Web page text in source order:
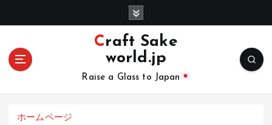
Craft Sake
world.jp
Raise a Glass to Japan
ホームページ